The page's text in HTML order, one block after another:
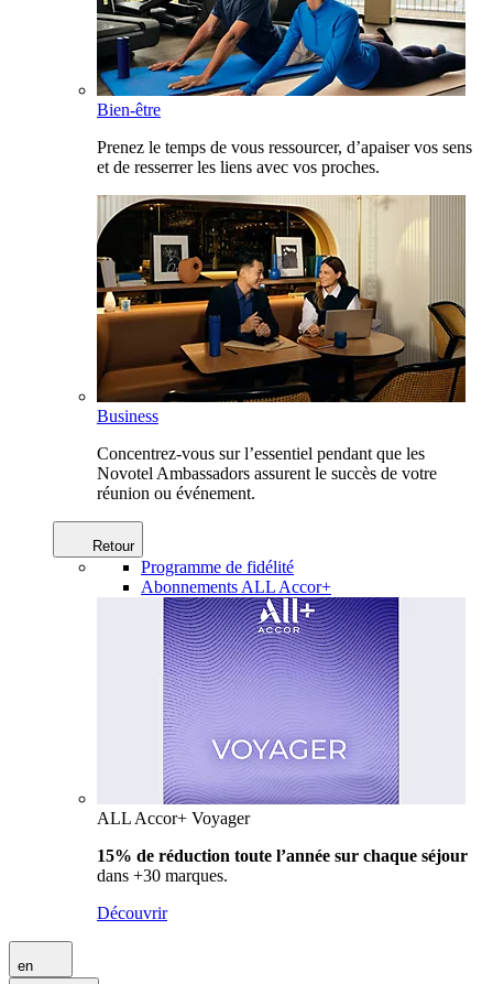
Bien-être
Prenez le temps de vous ressourcer, d’apaiser vos sens
et de resserrer les liens avec vos proches.
Business
Concentrez-vous sur l’essentiel pendant que les
Novotel Ambassadors assurent le succès de votre
réunion ou événement.
Retour
Programme de fidélité
Abonnements ALL Accor+
ALL Accor+ Voyager
15% de réduction toute l’année sur chaque séjour
dans +30 marques.
Découvrir
en